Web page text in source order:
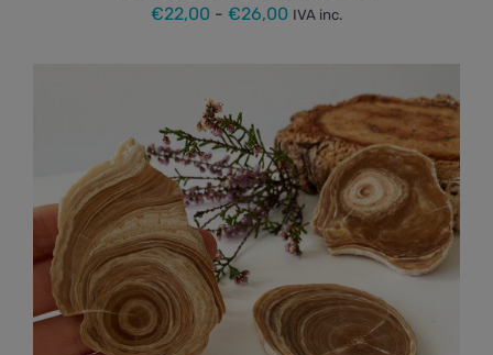
€22,00 - €26,00 Rango
desde
€22,00
hasta
€26,00
IVA inc.